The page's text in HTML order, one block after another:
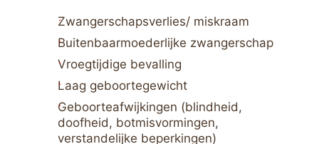
Zwangerschapsverlies/ miskraam
Buitenbaarmoederlijke zwangerschap
Vroegtijdige bevalling
Laag geboortegewicht
Geboorteafwijkingen (blindheid,
doofheid, botmisvormingen,
verstandelijke beperkingen)